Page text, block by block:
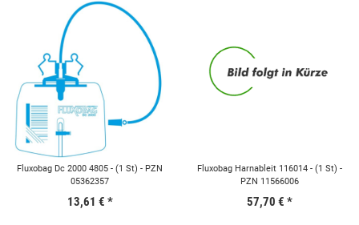
Fluxobag Dc 2000 4805 - (1 St) - PZN
05362357
13,61 € *
Fluxobag Harnableit 116014 - (1 St) -
PZN 11566006
57,70 € *